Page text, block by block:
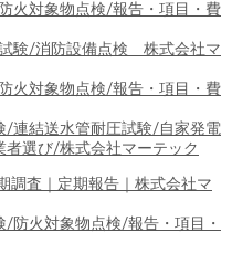
火対象物点検/報告・項目・費
験/消防設備点検 株式会社マ
火対象物点検/報告・項目・費
連結送水管耐圧試験/自家発電
選び/株式会社マーテック
調査｜定期報告｜株式会社マ
火対象物点検/報告・項目・